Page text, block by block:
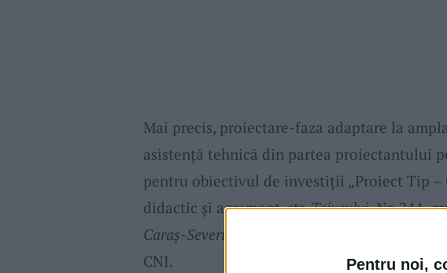
Pentru noi,
Mai precis, proiectare-faza adaptare la
asistență tehnică din partea proiectantului
pentru obiectivul de investiții „Proiect Tip –
didactic și agrement, str.Teiușului,Nr. 24A,
Caraș-Severin”.
Procedura de licitație va fi
CNI.